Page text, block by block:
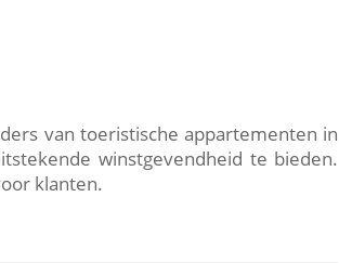
van toeristische appartementen in
winstgevendheid te bieden.
klanten.